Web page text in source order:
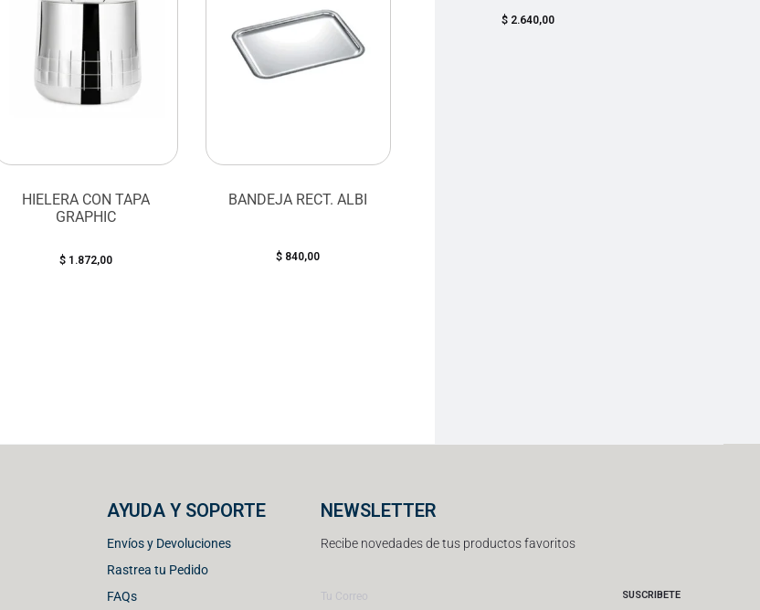
HIELERA CON TAPA
GRAPHIC
$ 1.872,00
BANDEJA RECT. ALBI
$ 840,00
$2.640,00
AYUDA Y SOPORTE
Envíos y Devoluciones
Rastrea tu Pedido
FAQs
NEWSLETTER
Recibe novedades de tus productos favoritos